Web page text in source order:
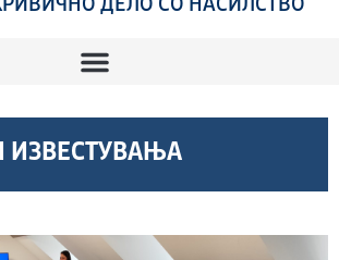
ДЕЛО СО НАСИЛСТВО
ИЗВЕСТУВАЊА